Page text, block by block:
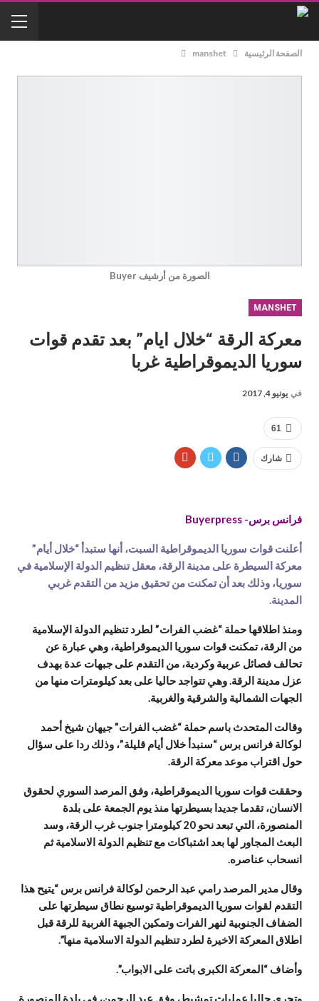
الصفحة الرئيسية manshet
الصورة من أرشيف Buyer
MANSHET
معركة الرقة “خلال ايام” بعد تقدم قوات
سوريا الديموقراطية غربا
في يونيو 4, 2017
61
شارك
فرانس برس- Buyerpress
أعلنت قوات سوريا الديموقراطية السبت، أنها ستبدأ “خلال أيام”
معركة السيطرة على مدينة الرقة، معقل تنظيم الدولة الإسلامية في
سوريا، وذلك بعد أن تمكنت من تحقيق مزيد من التقدم غربي
المدينة.
ومنذ اطلاقها حملة “غضب الفرات” لطرد تنظيم الدولة الإسلامية
من الرقة، تمكنت قوات سوريا الديموقراطية، وهي عبارة عن
تحالف فصائل عربية وكردية، من التقدم على جبهات عدة بهدف
عزل مدينة الرقة. وهي تتواجد حاليا على بعد كيلومترات منها من
الجهات الشمالية والشرقية والغربية.
وقالت المتحدث باسم حملة “غضب الفرات” جيهان شيخ أحمد
لوكالة فرانس برس “سنبدأ خلال أيام قليلة”، وذلك ردا على سؤال
حول اقتراب موعد معركة الرقة.
وحققت قوات سوريا الديموقراطية، وفق المرصد السوري لحقوق
الانسان، تقدما جديدا بسيطرتها منذ يوم الجمعة على بلدة
المنصورة، التي تبعد نحو 20 كيلومترا جنوب غرب الرقة، وسد
البعث المجاور لها بعد اشتباكات مع تنظيم الدولة الاسلامية ثم
انسحاب عناصره.
وقال مدير المرصد رامي عبد الرحمن لوكالة فرانس برس “يتيح هذا
التقدم لقوات سوريا الديموقراطية توسيع نطاق سيطرتها على
الضفاف الجنوبية لنهر الفرات وتمكين الجبهة الغربية للرقة قبل
اطلاق المعركة الاخيرة لطرد تنظيم الدولة الاسلامية منها”.
وأضاف “المعركة الكبرى باتت على الابواب”.
وتجري حاليا عمليات تمشيط، وفق عبد الرحمن، في بلدة المنصورة